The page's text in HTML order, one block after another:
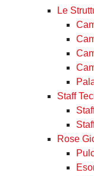
Le
Staff
Rose